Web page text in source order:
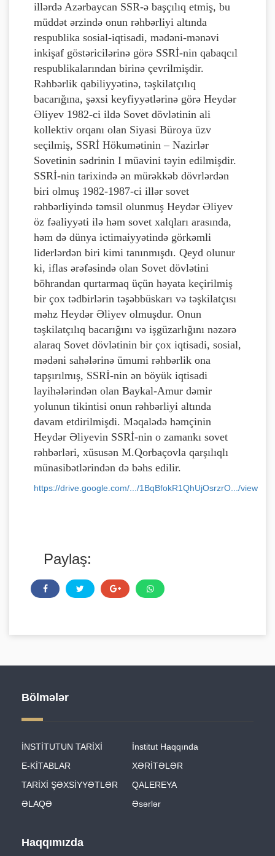
illərdə Azərbaycan SSR-ə başçılıq etmiş, bu
müddət ərzində onun rəhbərliyi altında
respublika sosial-iqtisadi, mədəni-mənəvi
inkişaf göstəricilərinə görə SSRİ-nin qabaqcıl
respublikalarından birinə çevrilmişdir.
Rəhbərlik qabiliyyətinə, təşkilatçılıq
bacarığına, şəxsi keyfiyyətlərinə görə Heydər
Əliyev 1982-ci ildə Sovet dövlətinin ali
kollektiv orqanı olan Siyasi Büroya üzv
seçilmiş, SSRİ Hökumətinin – Nazirlər
Sovetinin sədrinin I müavini təyin edilmişdir.
SSRİ-nin tarixində ən mürəkkəb dövrlərdən
biri olmuş 1982-1987-ci illər sovet
rəhbərliyində təmsil olunmuş Heydər Əliyev
öz fəaliyyəti ilə həm sovet xalqları arasında,
həm də dünya ictimaiyyətində görkəmli
liderlərdən biri kimi tanınmışdı. Qeyd olunur
ki, iflas ərəfəsində olan Sovet dövlətini
böhrandan qurtarmaq üçün həyata keçirilmiş
bir çox tədbirlərin təşəbbüskarı və təşkilatçısı
məhz Heydər Əliyev olmuşdur. Onun
təşkilatçılıq bacarığını və işgüzarlığını nəzərə
alaraq Sovet dövlətinin bir çox iqtisadi, sosial,
mədəni sahələrinə ümumi rəhbərlik ona
tapşırılmış, SSRİ-nin ən böyük iqtisadi
layihələrindən olan Baykal-Amur dəmir
yolunun tikintisi onun rəhbərliyi altında
davam etdirilmişdi. Məqalədə həmçinin
Heydər Əliyevin SSRİ-nin o zamankı sovet
rəhbərləri, xüsusən M.Qorbaçovla qarşılıqlı
münasibətlərindən də bəhs edilir.
https://drive.google.com/.../1BqBfokR1QhUjOsrzrO.../view
Paylaş:
Bölmələr
İNSTİTUTUN TARİXİ
İnstitut Haqqında
E-KİTABLAR
XƏRİTƏLƏR
TARİXİ ŞƏXSİYYƏTLƏR
QALEREYA
ƏLAQƏ
Əsərlər
Haqqımızda